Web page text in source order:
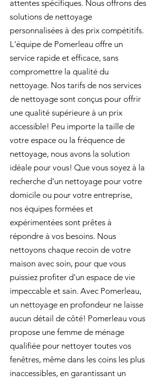
attentes spécifiques. Nous offrons des
solutions de nettoyage
personnalisées à des prix compétitifs.
L'équipe de Pomerleau offre un
service rapide et efficace, sans
compromettre la qualité du
nettoyage. Nos tarifs de nos services
de nettoyage sont conçus pour offrir
une qualité supérieure à un prix
accessible! Peu importe la taille de
votre espace ou la fréquence de
nettoyage, nous avons la solution
idéale pour vous! Que vous soyez à la
recherche d'un nettoyage pour votre
domicile ou pour votre entreprise,
nos équipes formées et
expérimentées sont prêtes à
répondre à vos besoins. Nous
nettoyons chaque recoin de votre
maison avec soin, pour que vous
puissiez profiter d'un espace de vie
impeccable et sain. Avec Pomerleau,
un nettoyage en profondeur ne laisse
aucun détail de côté! Pomerleau vous
propose une femme de ménage
qualifiée pour nettoyer toutes vos
fenêtres, même dans les coins les plus
inaccessibles, en garantissant un